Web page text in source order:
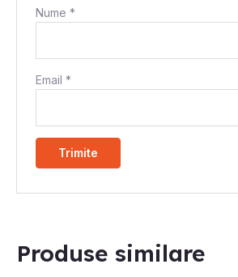
Nume*
Email*
Produse similare